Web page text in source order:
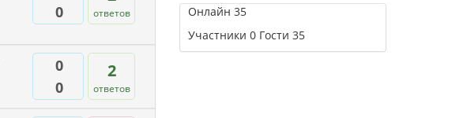
0
ответов
0
0
2
ответов
Онлайн 35
Участники 0Гости 35